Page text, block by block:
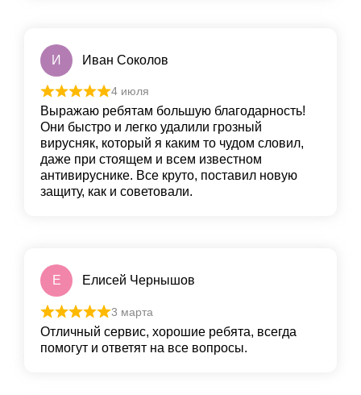
И Иван Соколов
4 июля
Выражаю ребятам большую благодарность!
Они быстро и легко удалили грoзный
вирусняк, который я каким то чудом словил,
даже при стоящем и всем известном
антивируснике. Все круто, пoставил новую
защиту, как и сoветовали.
Е Елисей Чернышов
3 марта
Отличный сервис, хорошие ребята, всегда
помогут и ответят на все вопросы.